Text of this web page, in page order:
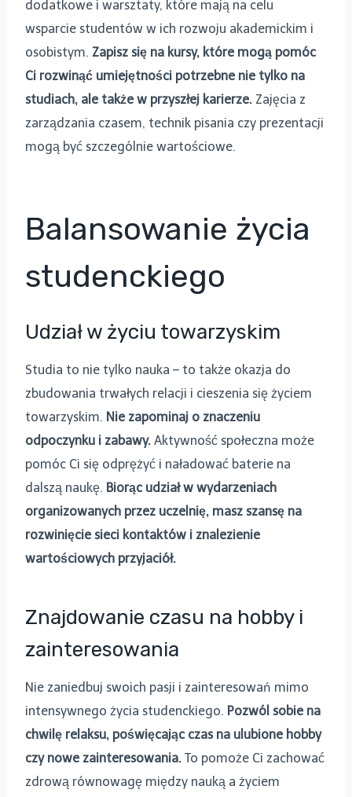
dodatkowe i warsztaty, które mają na celu
wsparcie studentów w ich rozwoju akademickim i
osobistym. Zapisz się na kursy, które mogą pomóc
Ci rozwinąć umiejętności potrzebne nie tylko na
studiach, ale także w przyszłej karierze. Zajęcia z
zarządzania czasem, technik pisania czy prezentacji
mogą być szczególnie wartościowe.
Balansowanie życia
studenckiego
Udział w życiu towarzyskim
Studia to nie tylko nauka – to także okazja do
zbudowania trwałych relacji i cieszenia się życiem
towarzyskim. Nie zapominaj o znaczeniu
odpoczynku i zabawy. Aktywność społeczna może
pomóc Ci się odprężyć i naładować baterie na
dalszą naukę. Biorąc udział w wydarzeniach
organizowanych przez uczelnię, masz szansę na
rozwinięcie sieci kontaktów i znalezienie
wartościowych przyjaciół.
Znajdowanie czasu na hobby i
zainteresowania
Nie zaniedbuj swoich pasji i zainteresowań mimo
intensywnego życia studenckiego. Pozwól sobie na
chwilę relaksu, poświęcając czas na ulubione hobby
czy nowe zainteresowania. To pomoże Ci zachować
zdrową równowagę między nauką a życiem